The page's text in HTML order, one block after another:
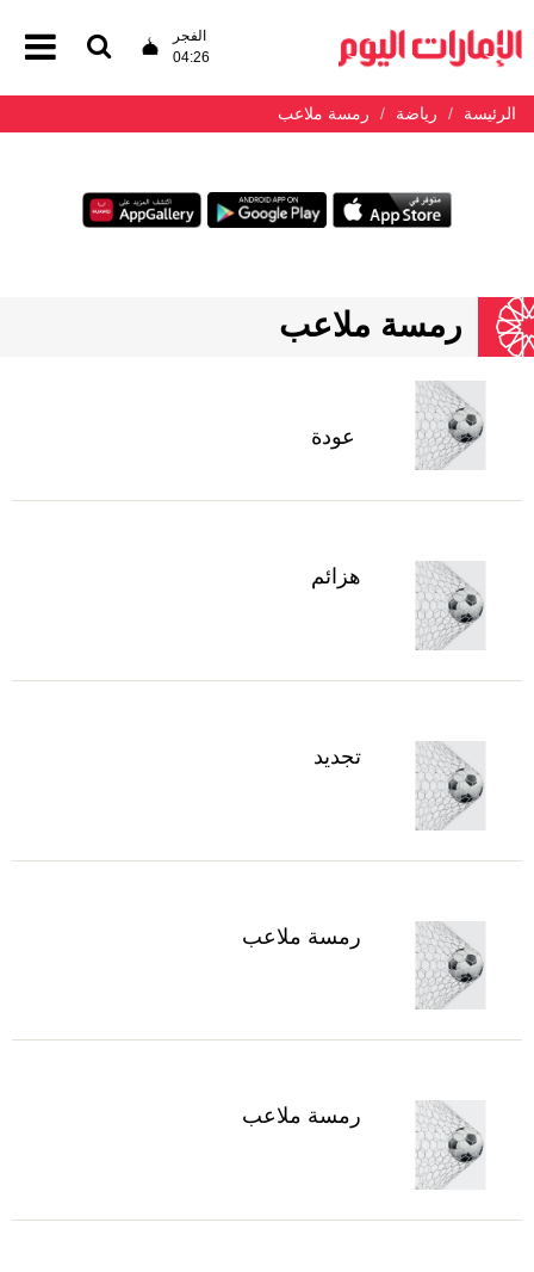
الفجر
04:26
الرئيسة رياضة رمسة ملاعب
رمسة ملاعب
عودة
هزائم
تجديد
رمسة ملاعب
رمسة ملاعب